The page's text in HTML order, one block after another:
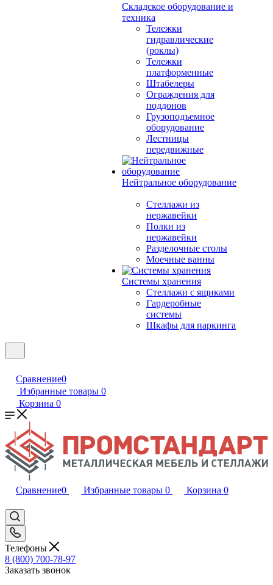
Складское оборудование и
техника
Тележки
гидравлические
(роклы)
Тележки
платформенные
Штабелеры
Ограждения для
поддонов
Грузоподъемное
оборудование
Лестницы
передвижные
Нейтральное оборудование
Стеллажи из
нержавейки
Полки из
нержавейки
Разделочные столы
Моечные ванны
Системы хранения
Стеллажи с ящиками
Гардеробные
системы
Шкафы для паркинга
Сравнение0
Избранные товары 0
Корзина 0
Сравнение0 Избранные товары 0 Корзина 0
Телефоны
8 (800) 700-78-97
Заказать звонок